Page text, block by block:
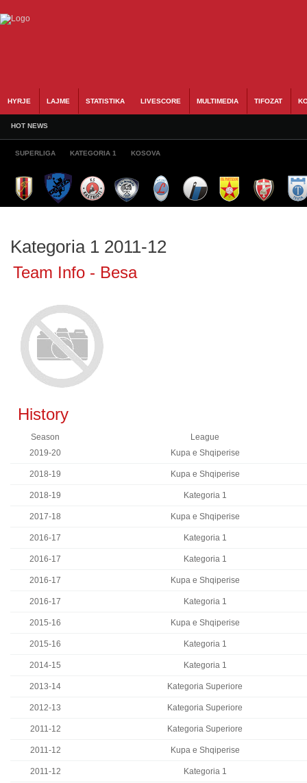
HYRJE LAJME STATISTIKA LIVESCORE MULTIMEDIA TIFOZAT
HOT NEWS
SUPERLIGA KATEGORIA 1 KOSOVA
Kategoria 1 2011-12
Team Info - Besa
History
Season
League
2019-20
Kupa e Shqiperise
2018-19 Kupa e Shqiperise
2018-19 Kategoria 1
2017-18 Kupa e Shqiperise
2016-17 Kategoria 1
2016-17 Kategoria 1
2016-17 Kupa e Shqiperise
2016-17 Kategoria 1
2015-16 Kupa e Shqiperise
2015-16 Kategoria 1
2014-15 Kategoria 1
2013-14 Kategoria Superiore
2012-13 Kategoria Superiore
2011-12 Kategoria Superiore
2011-12 Kupa e Shqiperise
2011-12 Kategoria 1